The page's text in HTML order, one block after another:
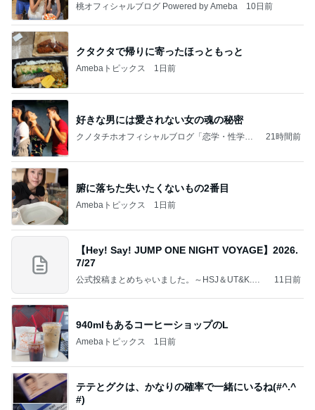
桃オフィシャルブログ Powered by Ameba 10日前
クタクタで帰りに寄ったほっともっと
Amebaトピックス 1日前
好きな男には愛されない女の魂の秘密
クノタチホオフィシャルブログ「恋学・性学研
21時間前
腑に落ちた失いたくないもの2番目
Amebaトピックス 1日前
【Hey! Say! JUMP ONE NIGHT VOYAGE】2026.
7/27
公式投稿まとめちゃいました。～HSJ＆UT&K.O.
11日前
940mlもあるコーヒーショップのL
Amebaトピックス 1日前
テテとグクは、かなりの確率で一緒にいるね(#^.^
#)